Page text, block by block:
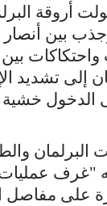
أروقة
بين
بين
إلى تشديد
الدخول خشية
"غرف
على